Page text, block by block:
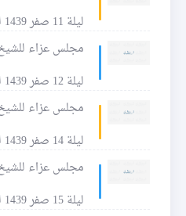
ليلة 11 صفر 1439 للهجرة
مجلس عزاء
ليلة 12 صفر 1439 للهجرة
مجلس عزاء
ليلة 14 صفر 1439 للهجرة
مجلس عزاء
ليلة 15 صفر 1439 للهجرة